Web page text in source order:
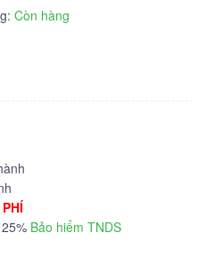
Còn hàng
Bảo hiểm TNDS